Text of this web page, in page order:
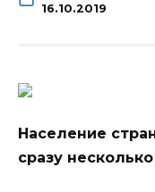
16.10.2019
Население
сразу